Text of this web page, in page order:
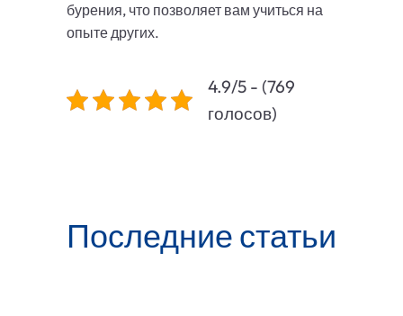
бурения, что позволяет вам учиться на
опыте других.
4.9/5 - (769
голосов)
Последние статьи